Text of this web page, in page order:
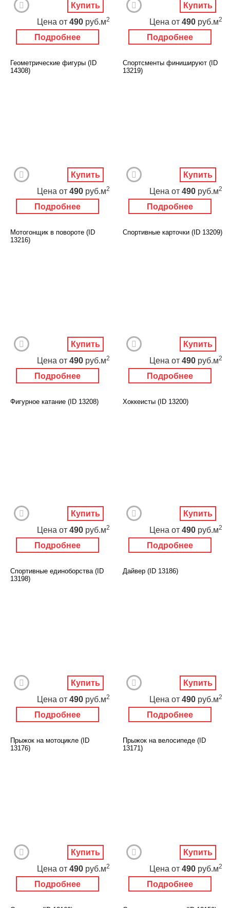
Подробнее
Цена от 490 руб.м2
Купить
Подробнее
Цена от 490 руб.м2
Купить
Геометрические фигуры (ID
14308)
Подробнее
Цена от 490 руб.м2
Купить
Спортсменты финишируют (ID
13219)
Подробнее
Цена от 490 руб.м2
Купить
Мотогонщик в повороте (ID
13216)
Подробнее
Цена от 490 руб.м2
Купить
Спортивные карточки (ID 13209)
Подробнее
Цена от 490 руб.м2
Купить
Фигурное катание (ID 13208)
Подробнее
Цена от 490 руб.м2
Купить
Хоккеисты (ID 13200)
Подробнее
Цена от 490 руб.м2
Купить
Спортивные единоборства (ID
13198)
Подробнее
Цена от 490 руб.м2
Купить
Дайвер (ID 13186)
Подробнее
Цена от 490 руб.м2
Купить
Прыжок на мотоцикле (ID
13176)
Подробнее
Цена от 490 руб.м2
Купить
Прыжок на велосипеде (ID
13171)
Подробнее
Цена от 490 руб.м2
Купить